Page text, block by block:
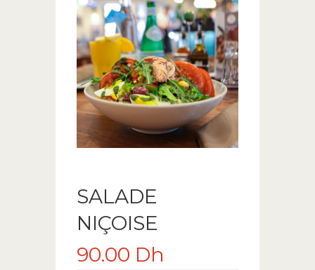
SALADE
NIÇOISE
90.00 Dh